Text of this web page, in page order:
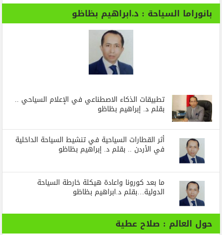
بانوراما السياحة : د.ابراهيم بظاظو
تطبيقات الذكاء الاصطناعي في الإعلام السياحي ..
بقلم د. إبراهيم بظاظو
أثر القطارات السياحية في تنشيط السياحة الداخلية
في الأردن .. بقلم د. إبراهيم بظاظو
ما بعد كورونا واعادة هيكلة خارطة السياحة
الدولية…بقلم د.ابراهيم بظاظو
حول العالم : صلاح عطية